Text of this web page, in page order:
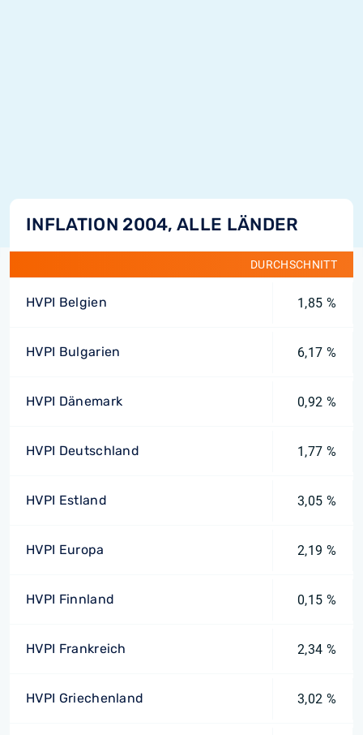
INFLATION 2004, ALLE LÄNDER
DURCHSCHNITT
HVPI Belgien 1,85 %
HVPI Bulgarien 6,17 %
HVPI Dänemark 0,92 %
HVPI Deutschland 1,77 %
HVPI Estland 3,05 %
HVPI Europa 2,19 %
HVPI Finnland 0,15 %
HVPI Frankreich 2,34 %
HVPI Griechenland 3,02 %